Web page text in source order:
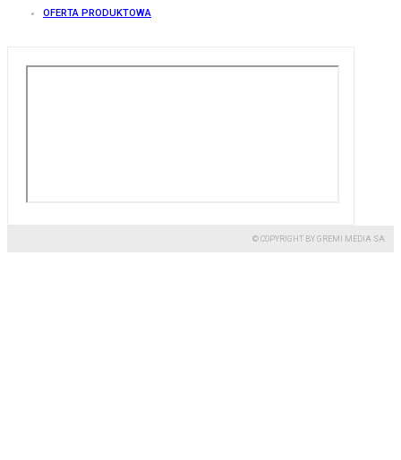
OFERTA PRODUKTOWA
© COPYRIGHT BY GREMI MEDIA SA